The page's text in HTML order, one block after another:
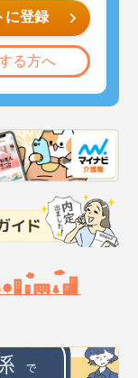
に登録
る方へ